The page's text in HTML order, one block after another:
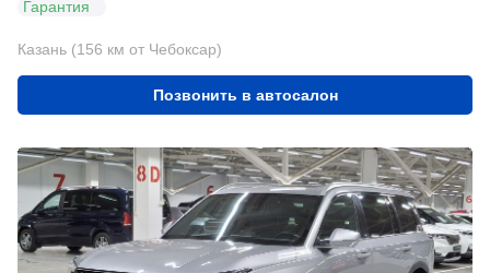
Гарантия
Казань (156 км от Чебоксар)
Позвонить в автосалон